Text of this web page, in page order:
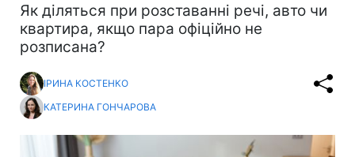
Як діляться при розставанні речі, авто чи
квартира, якщо пара офіційно не
розписана?
ІРИНА КОСТЕНКО
КАТЕРИНА ГОНЧАРОВА